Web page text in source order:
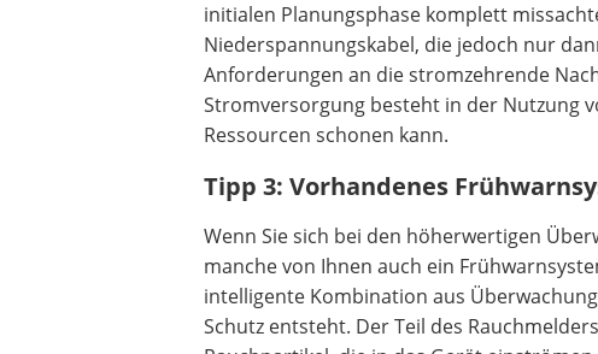
initialen Planungsphase komplett
Niederspannungskabel, die jedoch nur
Anforderungen an die stromzehrende
Stromversorgung besteht in der Nutzung
Ressourcen schonen kann.
Tipp 3: Vorhandenes
Wenn Sie sich bei den höherwertigen
manche von Ihnen auch ein
intelligente Kombination aus
Schutz entsteht. Der Teil des